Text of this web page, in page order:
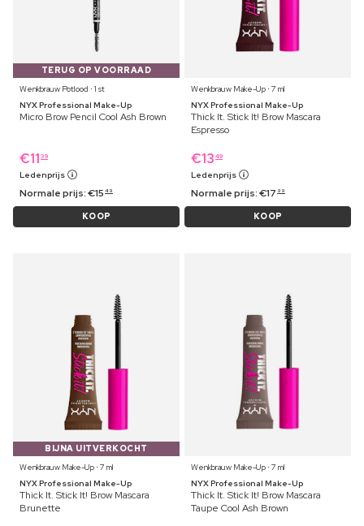
TERUG OP VOORRAAD
Wenkbrauw Potlood ⋅ 1 st
NYX Professional Make-Up
Micro Brow Pencil Cool Ash Brown
€11 39
Ledenprijs
Normale prijs:€15 49
KOOP
Wenkbrauw Make-Up ⋅ 7 ml
NYX Professional Make-Up
Thick It. Stick It! Brow Mascara
Espresso
€13 49
Ledenprijs
Normale prijs:€17 99
KOOP
BIJNA UITVERKOCHT
Wenkbrauw Make-Up ⋅ 7 ml
NYX Professional Make-Up
Thick It. Stick It! Brow Mascara
Brunette
Wenkbrauw Make-Up ⋅ 7 ml
NYX Professional Make-Up
Thick It. Stick It! Brow Mascara
Taupe Cool Ash Brown